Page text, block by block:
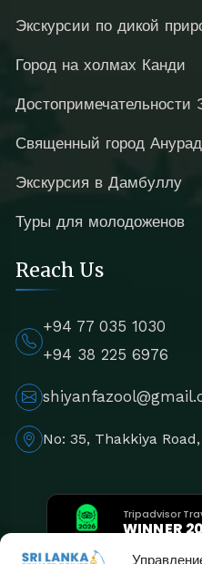
Экскурсии по дикой
Город на холмах Канди
Достопримечательности
Священный город
Экскурсия в Дамбуллу
Туры для молодоженов
Reach Us
+94 77 035 1030
+94 38 225 6976
No: 35, Thakkiya
Tripadvisor
WINNER